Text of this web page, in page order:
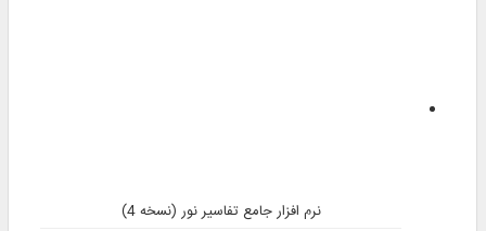
نرم افزار جامع تفاسیر نور (نسخه 4)